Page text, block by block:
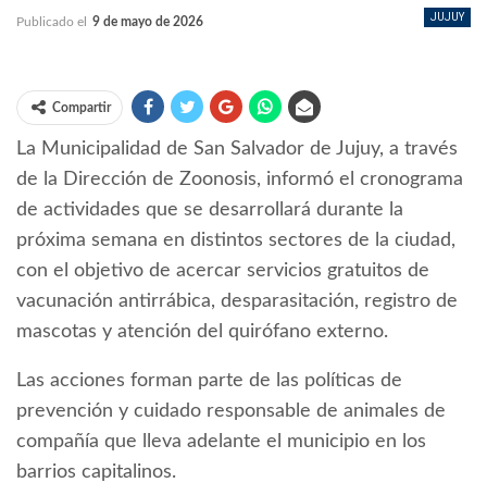
JUJUY
Publicado el 9 de mayo de 2026
Compartir
La Municipalidad de San Salvador de Jujuy, a través
de la Dirección de Zoonosis, informó el cronograma
de actividades que se desarrollará durante la
próxima semana en distintos sectores de la ciudad,
con el objetivo de acercar servicios gratuitos de
vacunación antirrábica, desparasitación, registro de
mascotas y atención del quirófano externo.
Las acciones forman parte de las políticas de
prevención y cuidado responsable de animales de
compañía que lleva adelante el municipio en los
barrios capitalinos.